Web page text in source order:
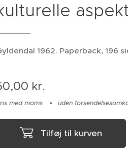
1962. Paperback, 196
kr.
med moms uden
Tilføj til kurven